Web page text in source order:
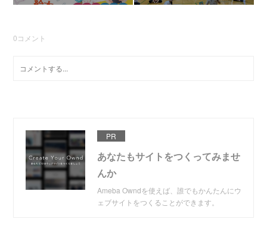
0コメント
PR
あなたもサイトをつくってみませ
んか
Ameba Owndを使えば、誰でもかんたんにウ
ェブサイトをつくることができます。